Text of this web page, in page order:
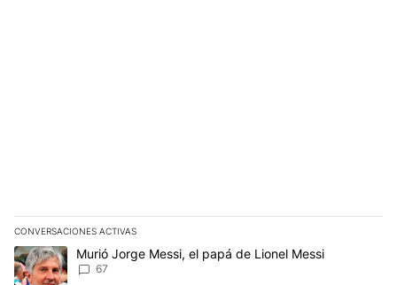
CONVERSACIONES ACTIVAS
Este listado muestra los artículos con más comentarios en los
Un artículo de tendencia con el título "Murió Jorge Messi, el
Murió Jorge Messi, el papá de Lionel Messi
67